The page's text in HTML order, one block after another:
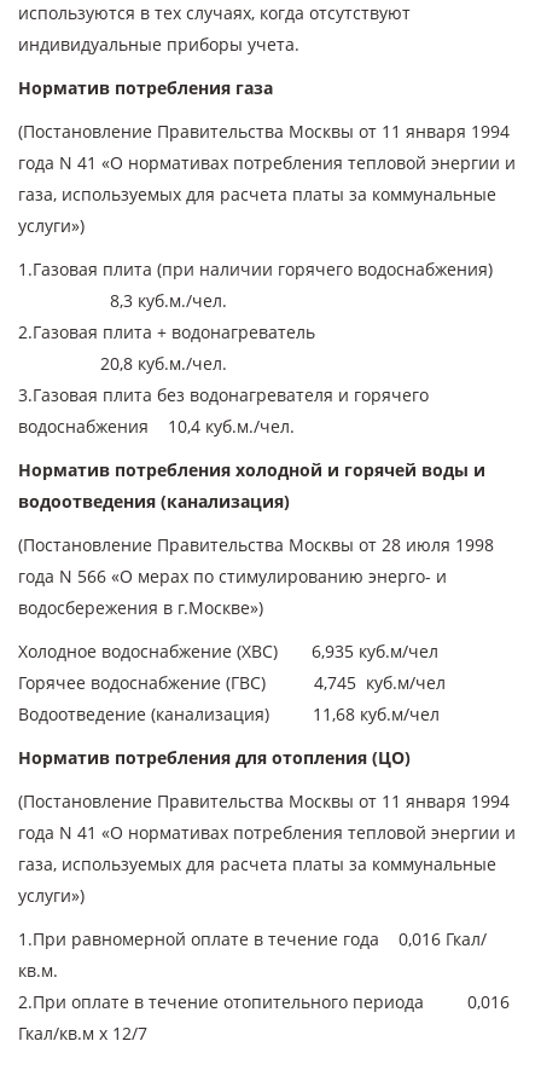
используются в тех случаях, когда отсутствуют
индивидуальные приборы учета.
Норматив потребления газа
(Постановление Правительства Москвы от 11 января 1994
года N 41 «О нормативах потребления тепловой энергии и
газа, используемых для расчета платы за коммунальные
услуги»)
1.Газовая плита (при наличии горячего водоснабжения)
8,3 куб.м./чел.
2.Газовая плита + водонагреватель
20,8 куб.м./чел.
3.Газовая плита без водонагревателя и горячего
водоснабжения 10,4 куб.м./чел.
Норматив потребления холодной и горячей воды и
водоотведения (канализация)
(Постановление Правительства Москвы от 28 июля 1998
года N 566 «О мерах по стимулированию энерго- и
водосбережения в г.Москве»)
Холодное водоснабжение (ХВС) 6,935 куб.м/чел
Горячее водоснабжение (ГВС) 4,745 куб.м/чел
Водоотведение (канализация) 11,68 куб.м/чел
Норматив потребления для отопления (ЦО)
(Постановление Правительства Москвы от 11 января 1994
года N 41 «О нормативах потребления тепловой энергии и
газа, используемых для расчета платы за коммунальные
услуги»)
1.При равномерной оплате в течение года 0,016 Гкал/
кв.м.
2.При оплате в течение отопительного периода 0,016
Гкал/кв.м х 12/7